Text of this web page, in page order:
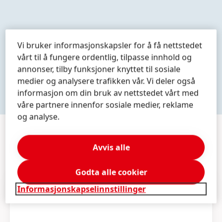
informasjon
informasjon
Mer
informasjon
OPPDAG VÅRE MERKER
MEDIA
Vi bruker informasjonskapsler for å få nettstedet
vårt til å fungere ordentlig, tilpasse innhold og
annonser, tilby funksjoner knyttet til sosiale
medier og analysere trafikken vår. Vi deler også
informasjon om din bruk av nettstedet vårt med
våre partnere innenfor sosiale medier, reklame
og analyse.
Informasjonskapselinnstillinger
Avvis alle
Godta alle cookier